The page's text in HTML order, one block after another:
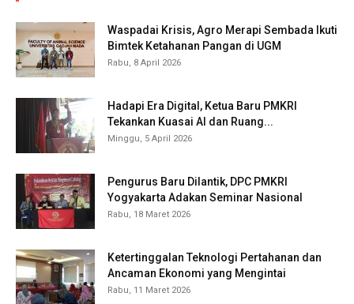
Waspadai Krisis, Agro Merapi Sembada Ikuti
Bimtek Ketahanan Pangan di UGM
Rabu, 8 April 2026
Hadapi Era Digital, Ketua Baru PMKRI
Tekankan Kuasai AI dan Ruang...
Minggu, 5 April 2026
Pengurus Baru Dilantik, DPC PMKRI
Yogyakarta Adakan Seminar Nasional
Rabu, 18 Maret 2026
Ketertinggalan Teknologi Pertahanan dan
Ancaman Ekonomi yang Mengintai
Rabu, 11 Maret 2026